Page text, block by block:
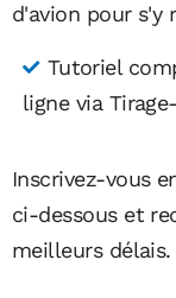
d'avion pour s'y
Tutoriel
ligne via
Inscrivez-vous
ci-dessous et
meilleurs délais.